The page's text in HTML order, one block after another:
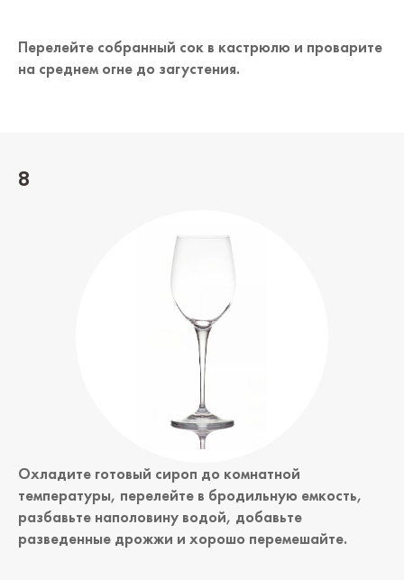
Перелейте собранный сок в кастрюлю и проварите
на среднем огне до загустения.
8
Охладите готовый сироп до комнатной
температуры, перелейте в бродильную емкость,
разбавьте наполовину водой, добавьте
разведенные дрожжи и хорошо перемешайте.